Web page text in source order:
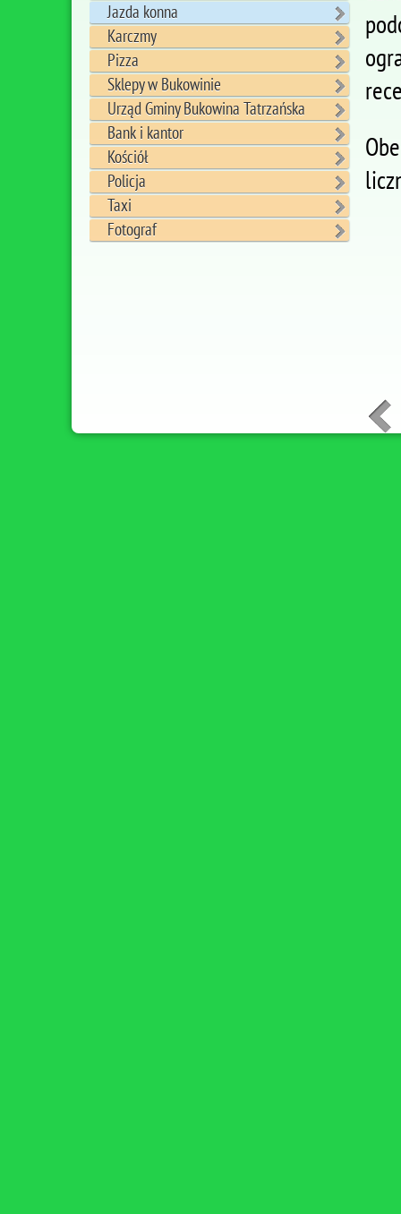
Jazda konna
Karczmy
Pizza
Sklepy w Bukowinie
Urząd Gminy Bukowina Tatrzańska
Bank i kantor
Kościół
Policja
Taxi
Fotograf